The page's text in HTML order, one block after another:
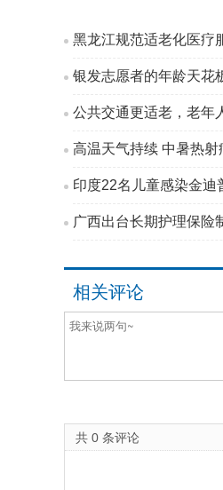
黑龙江规范适老化医疗
银发志愿者的年龄天花
公共交通更适老，老年
高温天气持续 中暑热射
印度22名儿童感染金迪
广西出台长期护理保险
相关评论
共 0 条评论